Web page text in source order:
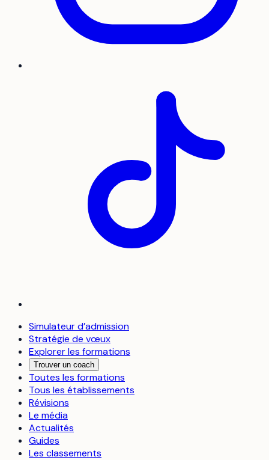
Simulateur d’admission
Stratégie de vœux
Explorer les formations
Trouver un coach
Toutes les formations
Tous les établissements
Révisions
Le média
Actualités
Guides
Les classements